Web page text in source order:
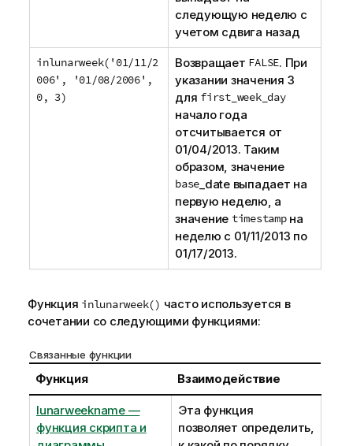
следующую неделю с
учетом сдвига назад
inlunarweek('01/11/2
006', '01/08/2006',
0, 3)
Возвращает FALSE. При
указании значения 3
для first_week_day
начало года
отсчитывается от
01/04/2013. Таким
образом, значение
base _dateвыпадает на
первую неделю, а
значение timestampна
неделю с 01/11/2013 по
01/17/2013.
Функция inlunarweek() часто используется в
сочетании со следующими функциями:
Связанные функции
Функция Взаимодействие
lunarweekname —
функция скриптa и
Эта функция
позволяет определить,